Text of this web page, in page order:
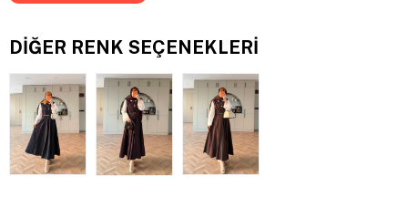
DIĞER RENK SEÇENEKLERI